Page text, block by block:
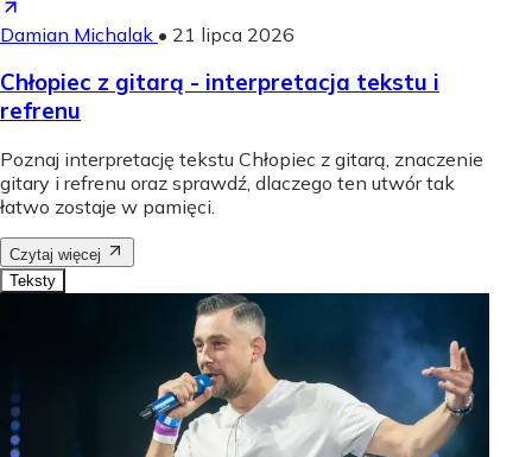
Damian Michalak • 21 lipca 2026
Chłopiec z gitarą - interpretacja tekstu i
refrenu
Poznaj interpretację tekstu Chłopiec z gitarą, znaczenie
gitary i refrenu oraz sprawdź, dlaczego ten utwór tak
łatwo zostaje w pamięci.
Czytaj więcej
Teksty